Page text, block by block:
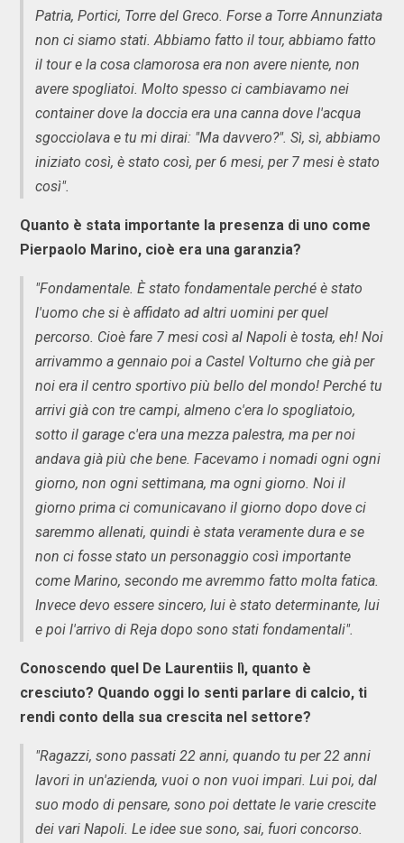
Patria, Portici, Torre del Greco. Forse a Torre Annunziata
non ci siamo stati. Abbiamo fatto il tour, abbiamo fatto
il tour e la cosa clamorosa era non avere niente, non
avere spogliatoi. Molto spesso ci cambiavamo nei
container dove la doccia era una canna dove l'acqua
sgocciolava e tu mi dirai: "Ma davvero?". Sì, sì, abbiamo
iniziato così, è stato così, per 6 mesi, per 7 mesi è stato
così".
Quanto è stata importante la presenza di uno come
Pierpaolo Marino, cioè era una garanzia?
"Fondamentale. È stato fondamentale perché è stato
l'uomo che si è affidato ad altri uomini per quel
percorso. Cioè fare 7 mesi così al Napoli è tosta, eh! Noi
arrivammo a gennaio poi a Castel Volturno che già per
noi era il centro sportivo più bello del mondo! Perché tu
arrivi già con tre campi, almeno c'era lo spogliatoio,
sotto il garage c'era una mezza palestra, ma per noi
andava già più che bene. Facevamo i nomadi ogni ogni
giorno, non ogni settimana, ma ogni giorno. Noi il
giorno prima ci comunicavano il giorno dopo dove ci
saremmo allenati, quindi è stata veramente dura e se
non ci fosse stato un personaggio così importante
come Marino, secondo me avremmo fatto molta fatica.
Invece devo essere sincero, lui è stato determinante, lui
e poi l'arrivo di Reja dopo sono stati fondamentali".
Conoscendo quel De Laurentiis lì, quanto è
cresciuto? Quando oggi lo senti parlare di calcio, ti
rendi conto della sua crescita nel settore?
"Ragazzi, sono passati 22 anni, quando tu per 22 anni
lavori in un'azienda, vuoi o non vuoi impari. Lui poi, dal
suo modo di pensare, sono poi dettate le varie crescite
dei vari Napoli. Le idee sue sono, sai, fuori concorso.